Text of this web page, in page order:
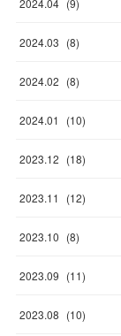
2024.03 (8)
2024.02 (8)
2024.01 (10)
2023.12 (18)
2023.11 (12)
2023.10 (8)
2023.09 (11)
2023.08 (10)